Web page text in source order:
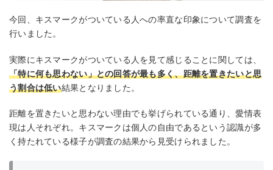
今回、キスマークがついている人への率直な印象について調査を
行いました。
実際にキスマークがついている人を見て感じることに関しては、
「特に何も思わない」との回答が最も多く、距離を置きたいと思
う割合は低い結果となりました。
距離を置きたいと思わない理由でも挙げられている通り、愛情表
現は人それぞれ。キスマークは個人の自由であるという認識が多
く持たれている様子が調査の結果から見受けられました。